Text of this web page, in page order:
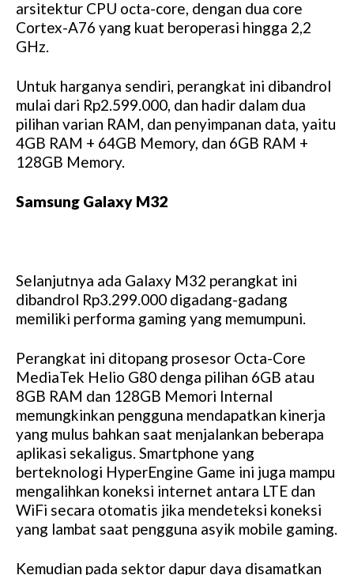
arsitektur CPU octa-core, dengan dua core
Cortex-A76 yang kuat beroperasi hingga 2,2
GHz.
Untuk harganya sendiri, perangkat ini dibandrol
mulai dari Rp2.599.000, dan hadir dalam dua
pilihan varian RAM, dan penyimpanan data, yaitu
4GB RAM + 64GB Memory, dan 6GB RAM +
128GB Memory.
Samsung Galaxy M32
Selanjutnya ada Galaxy M32 perangkat ini
dibandrol Rp3.299.000 digadang-gadang
memiliki performa gaming yang memumpuni.
Perangkat ini ditopang prosesor Octa-Core
MediaTek Helio G80 denga pilihan 6GB atau
8GB RAM dan 128GB Memori Internal
memungkinkan pengguna mendapatkan kinerja
yang mulus bahkan saat menjalankan beberapa
aplikasi sekaligus. Smartphone yang
berteknologi HyperEngine Game ini juga mampu
mengalihkan koneksi internet antara LTE dan
WiFi secara otomatis jika mendeteksi koneksi
yang lambat saat pengguna asyik mobile gaming.
Kemudian pada sektor dapur daya disamatkan